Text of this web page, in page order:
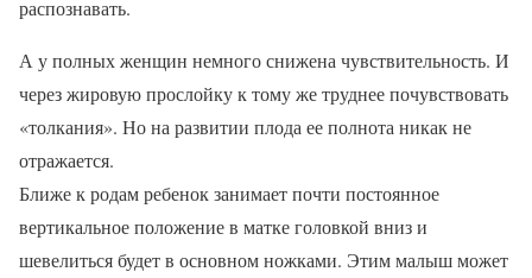
распознавать.
А у полных женщин немного снижена чувствительность. И
через жировую прослойку к тому же труднее почувствовать
«толкания». Но на развитии плода ее полнота никак не
отражается.
Ближе к родам ребенок занимает почти постоянное
вертикальное положение в матке головкой вниз и
шевелиться будет в основном ножками. Этим малыш может